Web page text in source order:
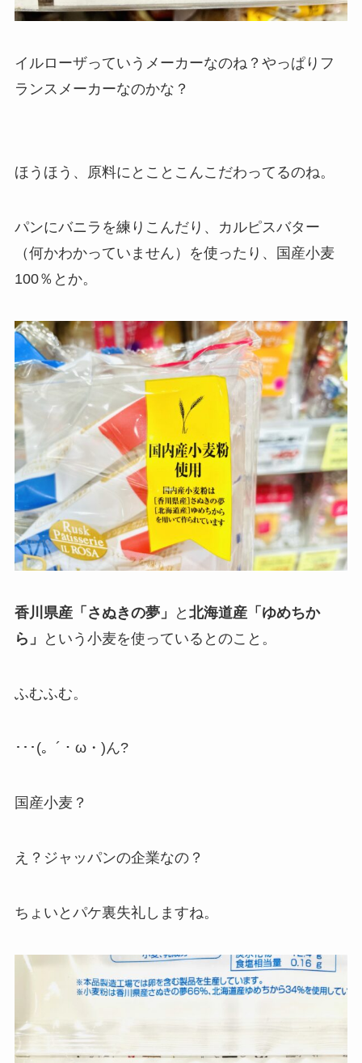
イルローザっていうメーカーなのね？やっぱりフ
ランスメーカーなのかな？
ほうほう、原料にとことこんこだわってるのね。
パンにバニラを練りこんだり、カルピスバター
（何かわかっていません）を使ったり、国産小麦
100％とか。
香川県産「さぬきの夢」 と 北海道産「ゆめちか
ら」
という小麦を使っているとのこと。
ふむふむ。
･･･(。´・ω・)ん?
国産小麦？
え？ジャッパンの企業なの？
ちょいとパケ裏失礼しますね。